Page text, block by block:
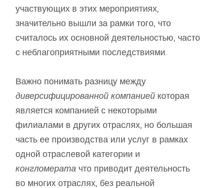
участвующих в этих мероприятиях,
значительно вышли за рамки того, что
считалось их основной деятельностью, часто
с неблагоприятными последствиями.
Важно понимать разницу между
диверсифицированной компанией которая
является компанией с некоторыми
филиалами в других отраслях, но большая
часть ее производства или услуг в рамках
одной отраслевой категории и
конгломерата что приводит деятельность
во многих отраслях, без реальной